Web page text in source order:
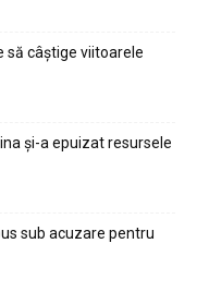
să câștige viitoarele
și-a epuizat resursele
sub acuzare pentru